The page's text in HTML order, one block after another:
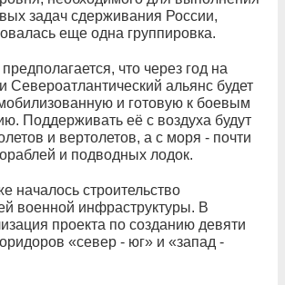
задач сдерживания России,
еще одна группировка.
что через год на
Североатлантический альянс будет
и готовую к боевым
Поддерживать её с воздуха будут
и вертолетов, а с моря - почти
и подводных лодок.
началось строительство
военной инфраструктуры. В
проекта по созданию девяти
«север - юг» и «запад -